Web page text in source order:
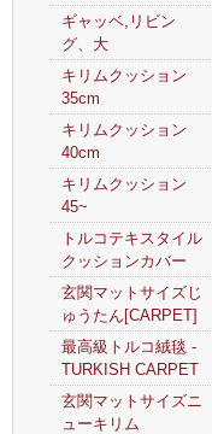
ギャッベ,リビン
グ、大
キリムクッション
35cm
キリムクッション
40cm
キリムクッション
45~
トルコテキスタイル
クッションカバー
玄関マットサイズじ
ゅうたん[CARPET]
最高級トルコ絨毯 -
TURKISH CARPET
玄関マットサイズニ
ューキリム